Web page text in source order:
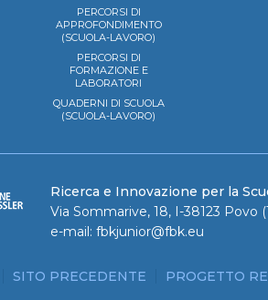
PERCORSI DI
APPROFONDIMENTO
(SCUOLA-LAVORO)
PERCORSI DI
FORMAZIONE E
LABORATORI
QUADERNI DI SCUOLA
(SCUOLA-LAVORO)
Ricerca e Innovazione per la
Via Sommarive, 18, I-38123 Povo
e-mail: fbkjunior@fbk.eu
SITO PRECEDENTE PROGETTO